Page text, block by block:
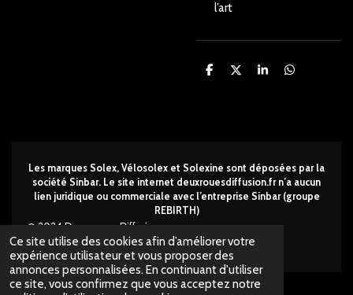
Ce site utilise des cookies afin d’améliorer votre
expérience utilisateur et vous proposer des
annonces personnalisées. En continuant d'utiliser
ce site, vous confirmez que vous acceptez notre
l’art
P
P
P
P
Les marques Solex, Vélosolex et Solexine sont déposées par la
société Sinbar. Le site internet deuxrouesdiffusion.fr n’a aucun
lien juridique ou commerciale avec l’entreprise Sinbar (groupe
REBIRTH)
© 2024 Deux-roues Diffusion
Propulsé parWebador